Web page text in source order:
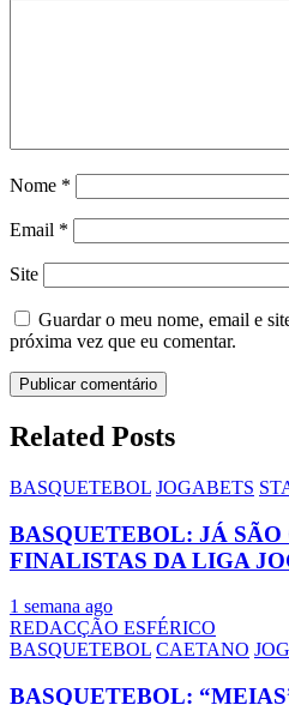
Nome *
Email *
Site
Guardar o meu nome, email e
próxima vez que eu comentar.
Related Posts
BASQUETEBOL JOGABETS
BASQUETEBOL: JÁ SÃO
FINALISTAS DA LIGA
1 semana ago
REDACÇÃO ESFÉRICO
BASQUETEBOL CAETANO
BASQUETEBOL: